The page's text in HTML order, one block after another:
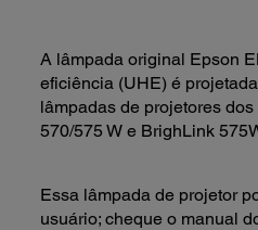
A lâmpada original Epson
eficiência (UHE) é
lâmpadas de projetores
570/575 W e BrighLink
Essa lâmpada de projetor
usuário; cheque o manual